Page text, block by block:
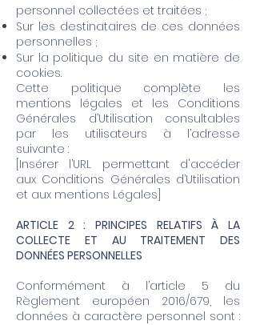
personnel collectées et traitées ;
Sur les destinataires de ces données
personnelles ;
Sur la politique du site en matière de
cookies.
Cette politique complète les
mentions légales et les Conditions
Générales d’Utilisation consultables
par les utilisateurs à l’adresse
suivante :
[Insérer l’URL permettant d'accéder
aux Conditions Générales d’Utilisation
et aux mentions Légales]
ARTICLE 2 : PRINCIPES RELATIFS À LA
COLLECTE ET AU TRAITEMENT DES
DONNÉES PERSONNELLES
Conformément à l’article 5 du
Règlement européen 2016/679, les
données à caractère personnel sont :